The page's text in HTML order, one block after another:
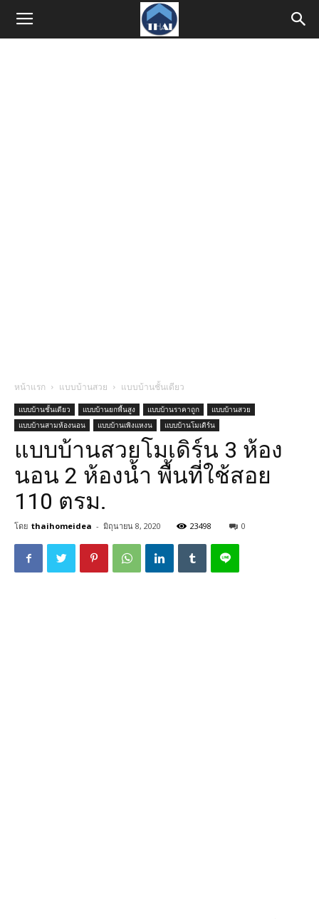
หน้าแรก แบบบ้านสวย แบบบ้านชั้นเดียว
แบบบ้านชั้นเดียว แบบบ้านยกพื้นสูง แบบบ้านราคาถูก
แบบบ้านสวย
แบบบ้านสามห้องนอน
แบบบ้านเพิงแหงน แบบบ้านโมเดิร์น
แบบบ้านสวยโมเดิร์น 3 ห้อง
นอน 2 ห้องน้ำ พื้นที่ใช้สอย
110 ตรม.
โดย thaihomeidea - มิถุนายน 8, 2020 23498 0